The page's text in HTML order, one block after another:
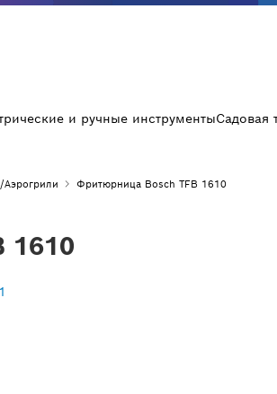
и ручные инструментыСадовая
Фритюрница Bosch TFB 1610
1610